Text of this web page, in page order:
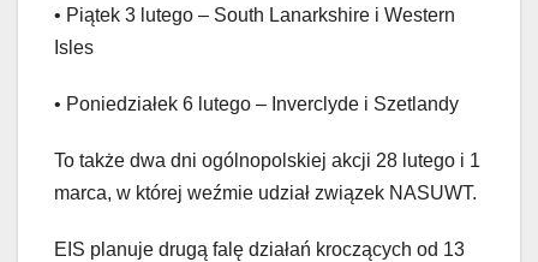
• Piątek 3 lutego – South Lanarkshire i Western
Isles
• Poniedziałek 6 lutego – Inverclyde i Szetlandy
To także dwa dni ogólnopolskiej akcji 28 lutego i 1
marca, w której weźmie udział związek NASUWT.
EIS planuje drugą falę działań kroczących od 13